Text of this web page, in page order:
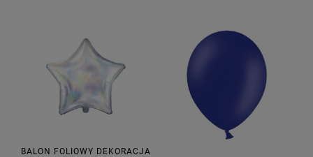
BALON FOLIOWY DEKORACJA